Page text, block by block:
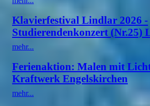
Klavierfestival Lindlar 2026 -
Studierendenkonzert (Nr.25)
mehr...
Ferienaktion: Malen mit
Kraftwerk Engelskirchen
mehr...